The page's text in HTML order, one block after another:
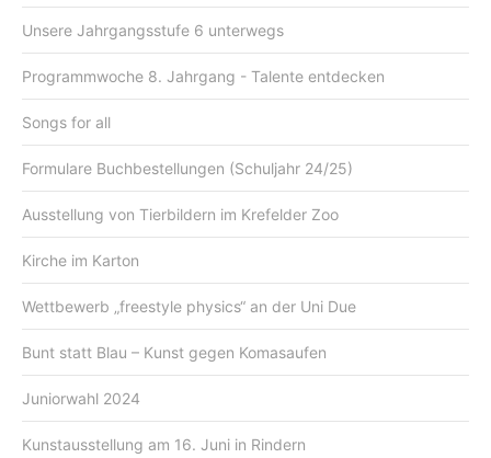
Unsere Jahrgangsstufe 6 unterwegs
Programmwoche 8. Jahrgang - Talente entdecken
Songs for all
Formulare Buchbestellungen (Schuljahr 24/25)
Ausstellung von Tierbildern im Krefelder Zoo
Kirche im Karton
Wettbewerb „freestyle physics“ an der Uni Due
Bunt statt Blau – Kunst gegen Komasaufen
Juniorwahl 2024
Kunstausstellung am 16. Juni in Rindern